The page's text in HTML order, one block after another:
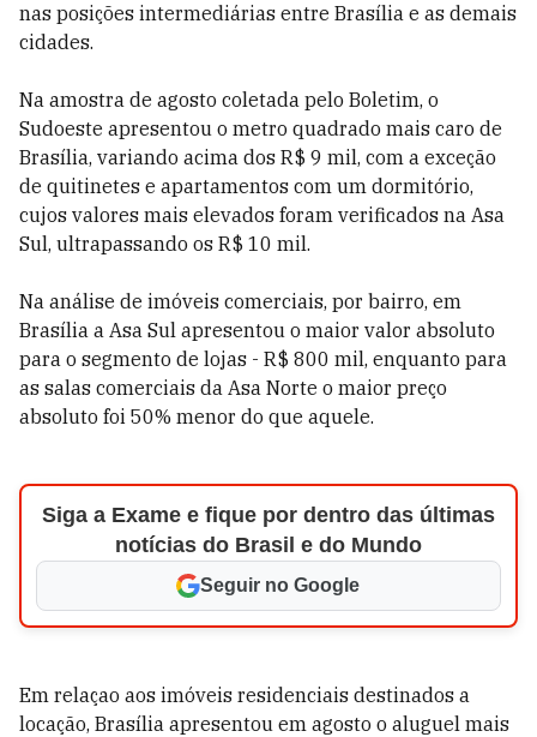
nas posições intermediárias entre Brasília e as demais
cidades.
Na amostra de agosto coletada pelo Boletim, o
Sudoeste apresentou o metro quadrado mais caro de
Brasília, variando acima dos R$ 9 mil, com a exceção
de quitinetes e apartamentos com um dormitório,
cujos valores mais elevados foram verificados na Asa
Sul, ultrapassando os R$ 10 mil.
Na análise de imóveis comerciais, por bairro, em
Brasília a Asa Sul apresentou o maior valor absoluto
para o segmento de lojas - R$ 800 mil, enquanto para
as salas comerciais da Asa Norte o maior preço
absoluto foi 50% menor do que aquele.
Siga a Exame e fique por dentro das últimas
notícias do Brasil e do Mundo
Seguir no Google
Em relaçao aos imóveis residenciais destinados a
locação, Brasília apresentou em agosto o aluguel mais